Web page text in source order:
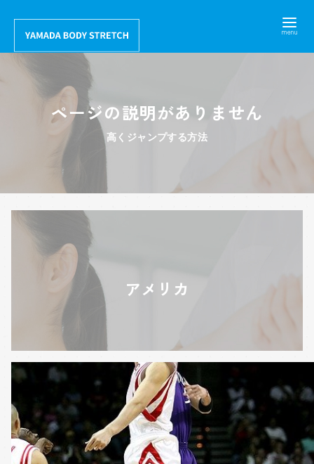
テ
ページの説明がありません
高くジャンプする方法
アメリカ